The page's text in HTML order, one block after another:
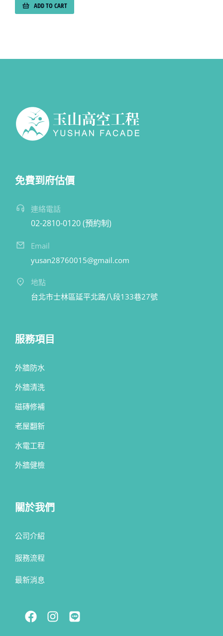
ADD TO CART
免費到府估價
連絡電話
02-2810-0120 (預約制)
Email
yusan28760015@gmail.com
地點
台北市士林區延平北路八段133巷27號
服務項目
外牆防水
外牆清洗
磁磚修補
老屋翻新
水電工程
外牆健檢
關於我們
公司介紹
服務流程
最新消息